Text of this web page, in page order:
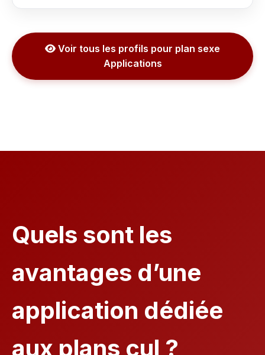
Voir tous les profils pour plan sexe
Applications
Quels sont les
avantages d’une
application dédiée
aux plans cul ?